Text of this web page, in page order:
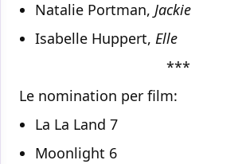
Natalie Portman, Jackie
Isabelle Huppert, Elle
***
Le nomination per film:
La La Land 7
Moonlight 6